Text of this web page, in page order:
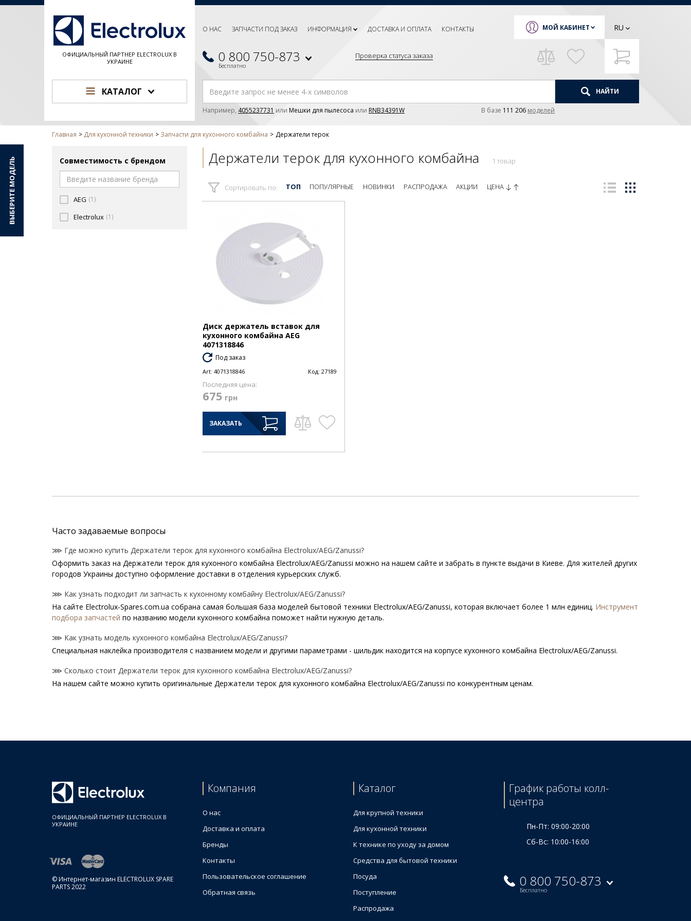
ОФИЦИАЛЬНЫЙ ПАРТНЕР ELECTROLUX В
УКРАИНЕ
О НАС ЗАПЧАСТИ ПОД ЗАКАЗ ИНФОРМАЦИЯ ДОСТАВКА И ОПЛАТА КОНТАКТЫ
0 800 750-873
Бесплатно
Проверка статуса заказа
МОЙ КАБИНЕТ RU
КАТАЛОГ НАЙТИ
Например, 4055237731 или Мешки для пылесоса или RNB34391W В базе 111 206 моделей
Главная Для кухонной техники Запчасти для кухонного комбайна Держатели терок
Совместимость с брендом
AEG (1)
Electrolux (1)
Держатели терок для кухонного комбайна 1 товар
Сортировать по: ТОП ПОПУЛЯРНЫЕ НОВИНКИ РАСПРОДАЖА АКЦИИ ЦЕНА
Диск держатель вставок для
кухонного комбайна AEG
4071318846
Под заказ
Art: 4071318846 Код: 27189
Последняя цена:
675 грн
ЗАКАЗАТЬ
Часто задаваемые вопросы
⋙ Где можно купить Держатели терок для кухонного комбайна Electrolux/AEG/Zanussi?
Оформить заказ на Держатели терок для кухонного комбайна Electrolux/AEG/Zanussi можно на нашем сайте и забрать в пункте выдачи в Киеве. Для жителей других
городов Украины доступно оформление доставки в отделения курьерских служб.
⋙ Как узнать подходит ли запчасть к кухонному комбайну Electrolux/AEG/Zanussi?
На сайте Electrolux-Spares.com.ua собрана самая большая база моделей бытовой техники Electrolux/AEG/Zanussi, которая включает более 1 млн единиц. Инструмент
подбора запчастей по названию модели кухонного комбайна поможет найти нужную деталь.
⋙ Как узнать модель кухонного комбайна Electrolux/AEG/Zanussi?
Специальная наклейка производителя с названием модели и другими параметрами - шильдик находится на корпусе кухонного комбайна Electrolux/AEG/Zanussi.
⋙ Сколько стоит Держатели терок для кухонного комбайна Electrolux/AEG/Zanussi?
На нашем сайте можно купить оригинальные Держатели терок для кухонного комбайна Electrolux/AEG/Zanussi по конкурентным ценам.
ОФИЦИАЛЬНЫЙ ПАРТНЕР ELECTROLUX В
УКРАИНЕ
© Интернет-магазин ELECTROLUX SPARE
PARTS 2022
Компания
О нас
Доставка и оплата
Бренды
Контакты
Пользовательское соглашение
Обратная связь
Каталог
Для крупной техники
Для кухонной техники
К технике по уходу за домом
Средства для бытовой техники
Посуда
Поступление
Распродажа
График работы колл-
центра
Пн-Пт: 09:00-20:00
Сб-Вс: 10:00-16:00
0 800 750-873
Бесплатно
ВЫБЕРИТЕ МОДЕЛЬ